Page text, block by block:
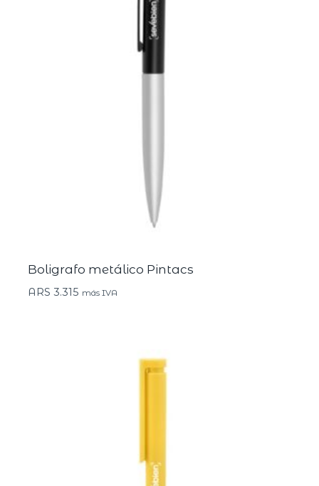
Boligrafo metálico Pintacs
ARS 3.315 más IVA